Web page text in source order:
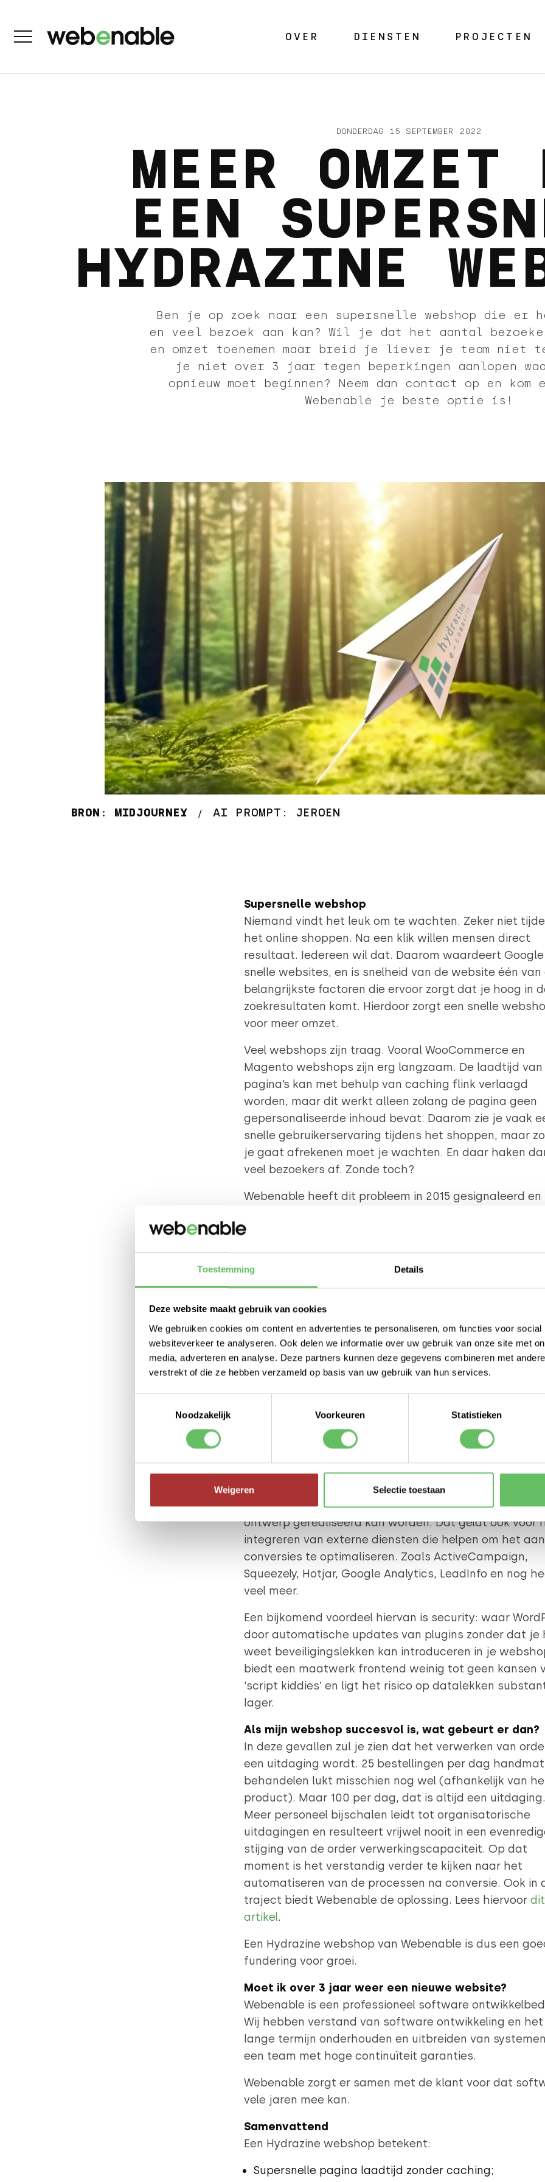
Toestemming Details
Deze website maakt gebruik van cookies
We gebruiken cookies om content en advertenties te personaliseren, om functies voor social
websiteverkeer te analyseren. Ook delen we informatie over uw gebruik van onze site met
media, adverteren en analyse. Deze partners kunnen deze gegevens combineren met
verstrekt of die ze hebben verzameld op basis van uw gebruik van hun services.
Noodzakelijk
Voorkeuren Statistieken
Weigeren Selectie toestaan
OVER DIENSTEN PROJECTEN
DONDERDAG 15 SEPTEMBER 2022
MEER OMZET
EEN
HYDRAZINE
Ben je op zoek naar een supersnelle webshop die er
en veel bezoek aan kan? Wil je dat het aantal
en omzet toenemen maar breid je liever je team niet
je niet over 3 jaar tegen beperkingen aanlopen
opnieuw moet beginnen? Neem dan contact op en kom
Webenable je beste optie is!
BRON: MIDJOURNEY AI PROMPT: JEROEN
Supersnelle webshop
Niemand vindt het leuk om te wachten. Zeker niet
het online shoppen. Na een klik willen mensen direct
resultaat. Iedereen wil dat. Daarom waardeert Google
snelle websites, en is snelheid van de website één van
belangrijkste factoren die ervoor zorgt dat je hoog in
zoekresultaten komt. Hierdoor zorgt een snelle
voor meer omzet.
Veel webshops zijn traag. Vooral WooCommerce en
Magento webshops zijn erg langzaam. De laadtijd van
pagina’s kan met behulp van caching flink verlaagd
worden, maar dit werkt alleen zolang de pagina geen
gepersonaliseerde inhoud bevat. Daarom zie je vaak
snelle gebruikerservaring tijdens het shoppen, maar
je gaat afrekenen moet je wachten. En daar haken
veel bezoekers af. Zonde toch?
Webenable heeft dit probleem in 2015 gesignaleerd en
webshops gebouwd kunnen worden: het Hydrazine
performance door super efficiënte inzet van
Naast het feit dat de bezoeker niet hoeft te wachten,
voordeel van deze efficiëntie ook dat de hosting
relatief laag zijn, de webshop veel verkeer aan kan
traag te worden, en de laagst mogelijke CO2 footprint
heeft. Als het op energieverbruik aankomt, is een
of Magento webshop te vergelijken met een auto die
brandstof per kilometer gebruikt. Een Hydrazine
gebruikt weinig energie.
Maatwerk design
Op het Hydrazine framework wordt altijd een maatwerk
frontend gebouwd. Dat betekent dat ieder gewenst
ontwerp gerealiseerd kan worden. Dat geldt ook voor
integreren van externe diensten die helpen om het
conversies te optimaliseren. Zoals ActiveCampaign,
Squeezely, Hotjar, Google Analytics, LeadInfo en nog
veel meer.
Een bijkomend voordeel hiervan is security: waar
door automatische updates van plugins zonder dat je
weet beveiligingslekken kan introduceren in je
biedt een maatwerk frontend weinig tot geen kansen
‘script kiddies’ en ligt het risico op datalekken
lager.
Als mijn webshop succesvol is, wat gebeurt er dan?
In deze gevallen zul je zien dat het verwerken van
een uitdaging wordt. 25 bestellingen per dag
behandelen lukt misschien nog wel (afhankelijk van
product). Maar 100 per dag, dat is altijd een uitdaging.
Meer personeel bijschalen leidt tot organisatorische
uitdagingen en resulteert vrijwel nooit in een
stijging van de order verwerkingscapaciteit. Op dat
moment is het verstandig verder te kijken naar het
automatiseren van de processen na conversie. Ook in
traject biedt Webenable de oplossing. Lees hiervoor dit
artikel.
Een Hydrazine webshop van Webenable is dus een
fundering voor groei.
Moet ik over 3 jaar weer een nieuwe website?
Webenable is een professioneel software
Wij hebben verstand van software ontwikkeling en het
lange termijn onderhouden en uitbreiden van
een team met hoge continuïteit garanties.
Webenable zorgt er samen met de klant voor dat
vele jaren mee kan.
Samenvattend
Een Hydrazine webshop betekent:
Supersnelle pagina laadtijd zonder caching;